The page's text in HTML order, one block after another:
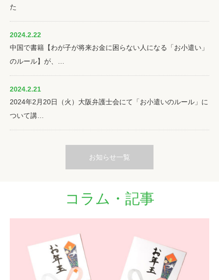
た
2024.2.22
中国で書籍【わが子が将来お金に困らない人になる「お小遣い」
のルール】が、…
2024.2.21
2024年2月20日（火）大阪弁護士会にて「お小遣いのルール」に
ついて講…
お知らせ一覧
コラム・記事